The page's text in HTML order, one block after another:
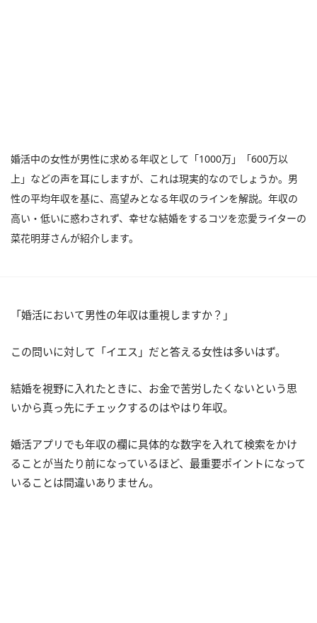
婚活中の女性が男性に求める年収として「1000万」「600万以
上」などの声を耳にしますが、これは現実的なのでしょうか。男
性の平均年収を基に、高望みとなる年収のラインを解説。年収の
高い・低いに惑わされず、幸せな結婚をするコツを恋愛ライターの
菜花明芽さんが紹介します。
「婚活において男性の年収は重視しますか？」
この問いに対して「イエス」だと答える女性は多いはず。
結婚を視野に入れたときに、お金で苦労したくないという思
いから真っ先にチェックするのはやはり年収。
婚活アプリでも年収の欄に具体的な数字を入れて検索をかけ
ることが当たり前になっているほど、最重要ポイントになって
いることは間違いありません。